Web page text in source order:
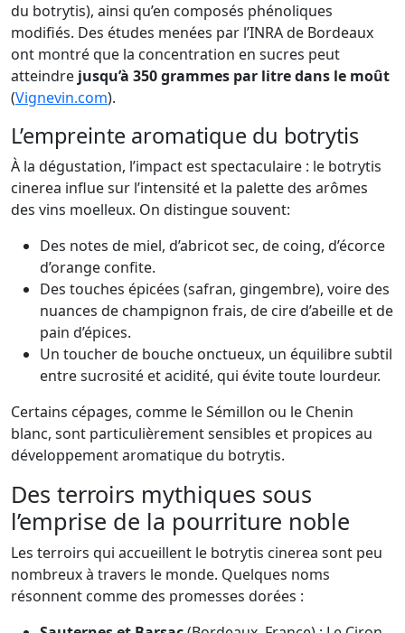
du botrytis), ainsi qu’en composés phénoliques
modifiés. Des études menées par l’INRA de Bordeaux
ont montré que la concentration en sucres peut
atteindre jusqu’à 350 grammes par litre dans le moût
(Vignevin.com).
L’empreinte aromatique du botrytis
À la dégustation, l’impact est spectaculaire : le botrytis
cinerea influe sur l’intensité et la palette des arômes
des vins moelleux. On distingue souvent:
Des notes de miel, d’abricot sec, de coing, d’écorce
d’orange confite.
Des touches épicées (safran, gingembre), voire des
nuances de champignon frais, de cire d’abeille et de
pain d’épices.
Un toucher de bouche onctueux, un équilibre subtil
entre sucrosité et acidité, qui évite toute lourdeur.
Certains cépages, comme le Sémillon ou le Chenin
blanc, sont particulièrement sensibles et propices au
développement aromatique du botrytis.
Des terroirs mythiques sous
l’emprise de la pourriture noble
Les terroirs qui accueillent le botrytis cinerea sont peu
nombreux à travers le monde. Quelques noms
résonnent comme des promesses dorées :